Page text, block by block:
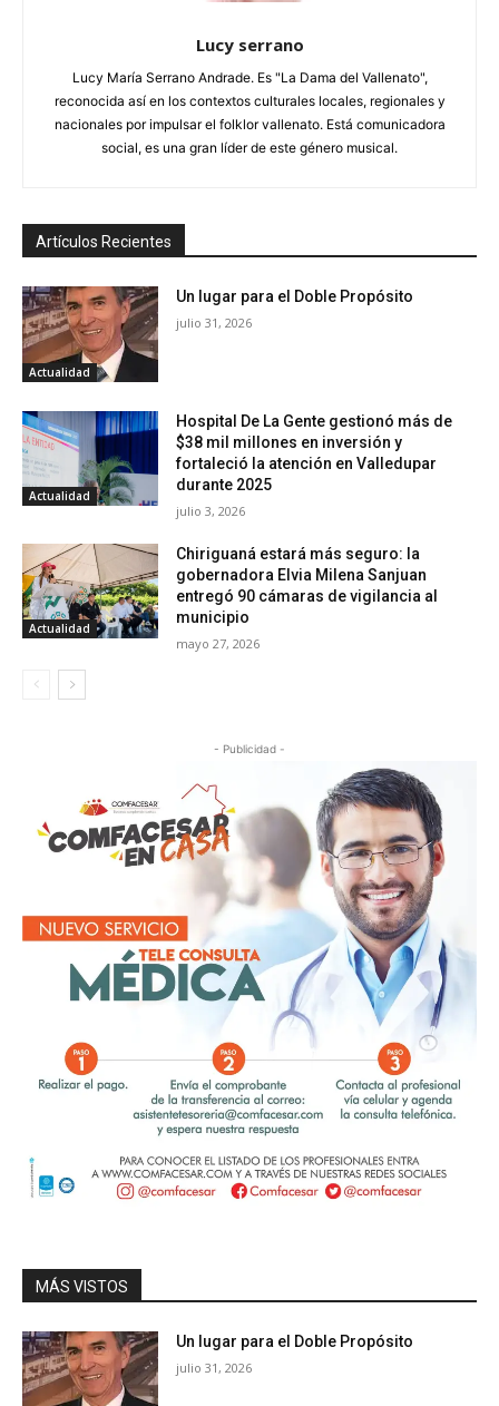
Lucy serrano
Lucy María Serrano Andrade. Es "La Dama del Vallenato",
reconocida así en los contextos culturales locales, regionales y
nacionales por impulsar el folklor vallenato. Está comunicadora
social, es una gran líder de este género musical.
Artículos Recientes
Actualidad
Un lugar para el Doble Propósito
julio 31, 2026
Actualidad
Hospital De La Gente gestionó más de
$38 mil millones en inversión y
fortaleció la atención en Valledupar
durante 2025
julio 3, 2026
Actualidad
Chiriguaná estará más seguro: la
gobernadora Elvia Milena Sanjuan
entregó 90 cámaras de vigilancia al
municipio
mayo 27, 2026
- Publicidad -
MÁS VISTOS
Un lugar para el Doble Propósito
julio 31, 2026